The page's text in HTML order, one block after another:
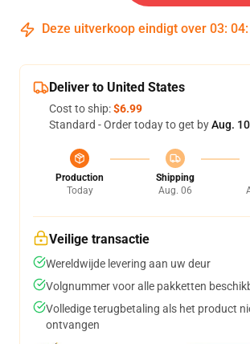
Deze uitverkoop eindigt over 03: 04:
Deliver to United States
Cost to ship:$6.99
Standard - Order today to get byAug.
Production
Today
Shipping
Aug. 06
Veilige transactie
Wereldwijde levering aan uw deur
Volgnummer voor alle pakketten
Volledige terugbetaling als het product
ontvangen